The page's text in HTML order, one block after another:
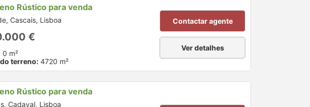
Rústico para venda
Cascais, Lisboa
€
0 m²
terreno: 4720 m²
Contactar agente
Ver detalhes
Rústico para venda
Cadaval, Lisboa